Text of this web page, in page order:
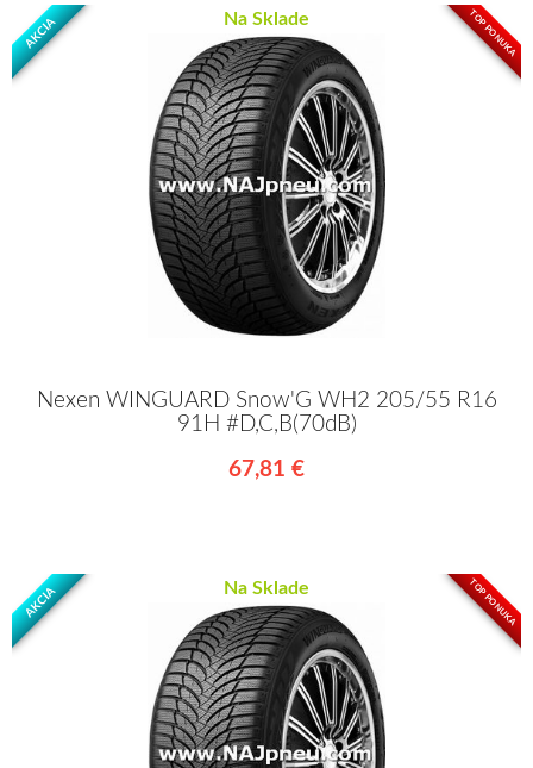
AKCIA TOP PONUKA
Na Sklade
Nexen WINGUARD Snow'G WH2 205/55 R16
91H #D,C,B(70dB)
67,81 €
AKCIA TOP PONUKA
Na Sklade